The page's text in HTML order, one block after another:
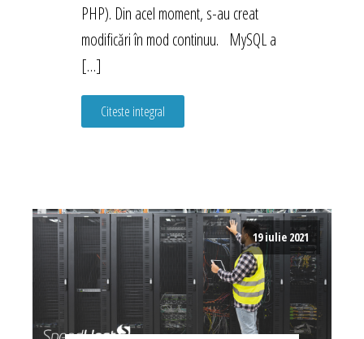
PHP). Din acel moment, s-au creat
modificări în mod continuu. MySQL a
[…]
Citeste integral
19 iulie 2021